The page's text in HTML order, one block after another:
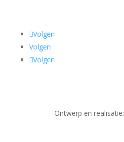
Volgen
Volgen
Volgen
Ontwerp en realisatie: